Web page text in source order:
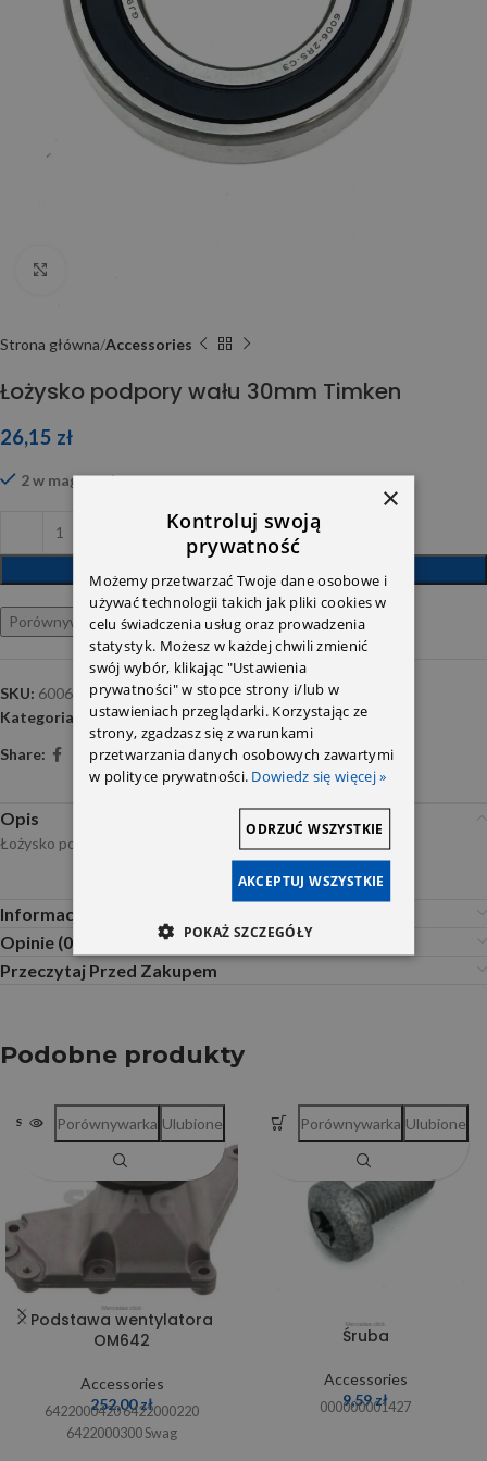
Strona główna Accessories
Łożysko podpory wału 30mm Timken
26,15 zł
2 w magazynie
Porównywarka Ulubione
SKU: 6006 2RS C3 TIMKEN (30X55X13)
Kategoria:
Accessories
Share:
Opis
Łożysko podpory wału 30mm Timken
Informacje dodatkowe
Opinie (0)
Przeczytaj Przed Zakupem
Podobne produkty
SOLD OUT
Podstawa wentylatora
OM642
Accessories
252,00zł
6422000420 6422000220
6422000300 Swag
Porównywarka Ulubione
Śruba
Accessories
9,59zł
000000001427
Porównywarka Ulubione
×
Kontroluj swoją
prywatność
Możemy przetwarzać Twoje dane osobowe i
używać technologii takich jak pliki cookies w
celu świadczenia usług oraz prowadzenia
statystyk. Możesz w każdej chwili zmienić
swój wybór, klikając "Ustawienia
prywatności" w stopce strony i/lub w
ustawieniach przeglądarki. Korzystając ze
strony, zgadzasz się z warunkami
przetwarzania danych osobowych zawartymi
w polityce prywatności. Dowiedz się więcej »
AKCEPTUJ WSZYSTKIE
ODRZUĆ WSZYSTKIE
POKAŻ SZCZEGÓŁY